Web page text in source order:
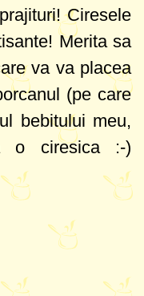
Ciresele
Merita sa
va va placea
(pe care
bebitului meu,
o ciresica :-)